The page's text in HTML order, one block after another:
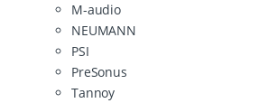
M-audio
NEUMANN
PSI
PreSonus
Tannoy